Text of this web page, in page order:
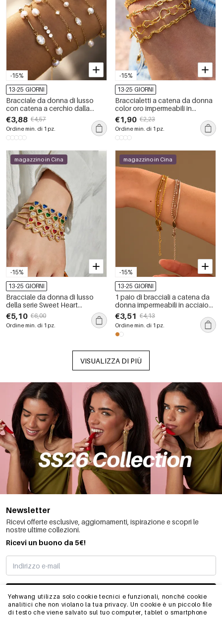
Yehwang utilizza solo cookie tecnici e funzionali, nonché cookie
analitici che non violano la tua privacy. Un cookie è un piccolo file
di testo che viene salvato sul tuo computer, tablet o smartphone
-15%
13-25 GIORNI
Bracciale da donna di lusso
con catena a cerchio dalla
forma semplice e irregolare, in
acciaio inossidabile,
impermeabile, color oro e con
zirconi.
€3,88 €4,57
Ordine min. di 1 pz.
-15%
13-25 GIORNI
Braccialetti a catena da donna
color oro impermeabili in
acciaio inossidabile con
torsione classica da 1 pezzo
€1,90 €2,23
Ordine min. di 1 pz.
-15%
magazzino in Cina
13-25 GIORNI
Bracciale da donna di lusso
della serie Sweet Heart
Patchwork in acciaio
inossidabile impermeabile con
zirconi.
€5,10 €6,00
Ordine min. di 1 pz.
-15%
magazzino in Cina
13-25 GIORNI
1 paio di bracciali a catena da
donna impermeabili in acciaio
inossidabile della serie Simple
Daily
€3,51 €4,13
Ordine min. di 1 pz.
VISUALIZZA DI PIÙ
Newsletter
Ricevi offerte esclusive, aggiornamenti, ispirazione e scopri le
nostre ultime collezioni.
Ricevi un buono da 5€!
MI STO REGISTRANDO